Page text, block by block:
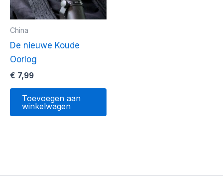
China
De nieuwe Koude
Oorlog
€ 7,99
Toevoegen aan
winkelwagen